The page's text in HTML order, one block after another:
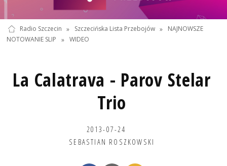
Radio Szczecin » Szczecińska Lista Przebojów »
NAJNOWSZE
NOTOWANIE SLIP
» WIDEO
La Calatrava - Parov Stelar
Trio
2013-07-24
SEBASTIAN ROSZKOWSKI